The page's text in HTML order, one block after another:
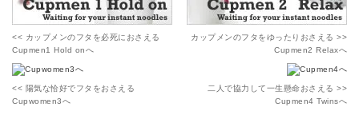
<< カップメンのフタを必死におさえる
Cupmen1 Hold onへ
カップメンのフタをゆったりおさえる >>
Cupmen2 Relaxへ
<< 陽気な恰好でフタをおさえる
Cupwomen3へ
二人で協力して一生懸命おさえる >>
Cupmen4 Twinsへ